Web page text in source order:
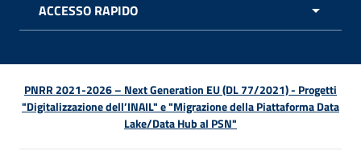
ACCESSO RAPIDO
PNRR 2021-2026 – Next Generation EU (DL 77/2021) - Progetti
"Digitalizzazione dell’INAIL" e "Migrazione della Piattaforma Data
Lake/Data Hub al PSN"